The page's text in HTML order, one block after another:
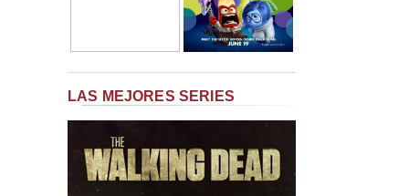
LAS MEJORES SERIES